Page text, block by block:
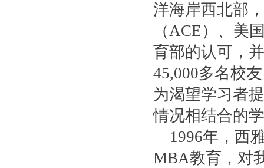
洋海岸西北部
（ACE）、美
育部的认可，
45,000多名校
为渴望学习者
情况相结合的
1996年，西
MBA教育，对